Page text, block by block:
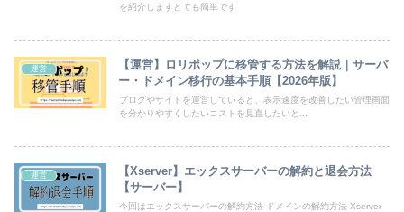
を紹介しますとても簡単です
運営
【運営】ロリポップに移管する方法を解説｜サーバ
ー・ドメイン移行の基本手順【2026年版】
ブログやサイトを運営していると、表示速度を改善したい管理画面
を分かりやすくしたいコストを見直したいと...
運営
【Xserver】エックスサーバーの解約と退会方法
【サーバー】
今回はエックスサーバーの解約方法 ドメインの解約方法 Xserver